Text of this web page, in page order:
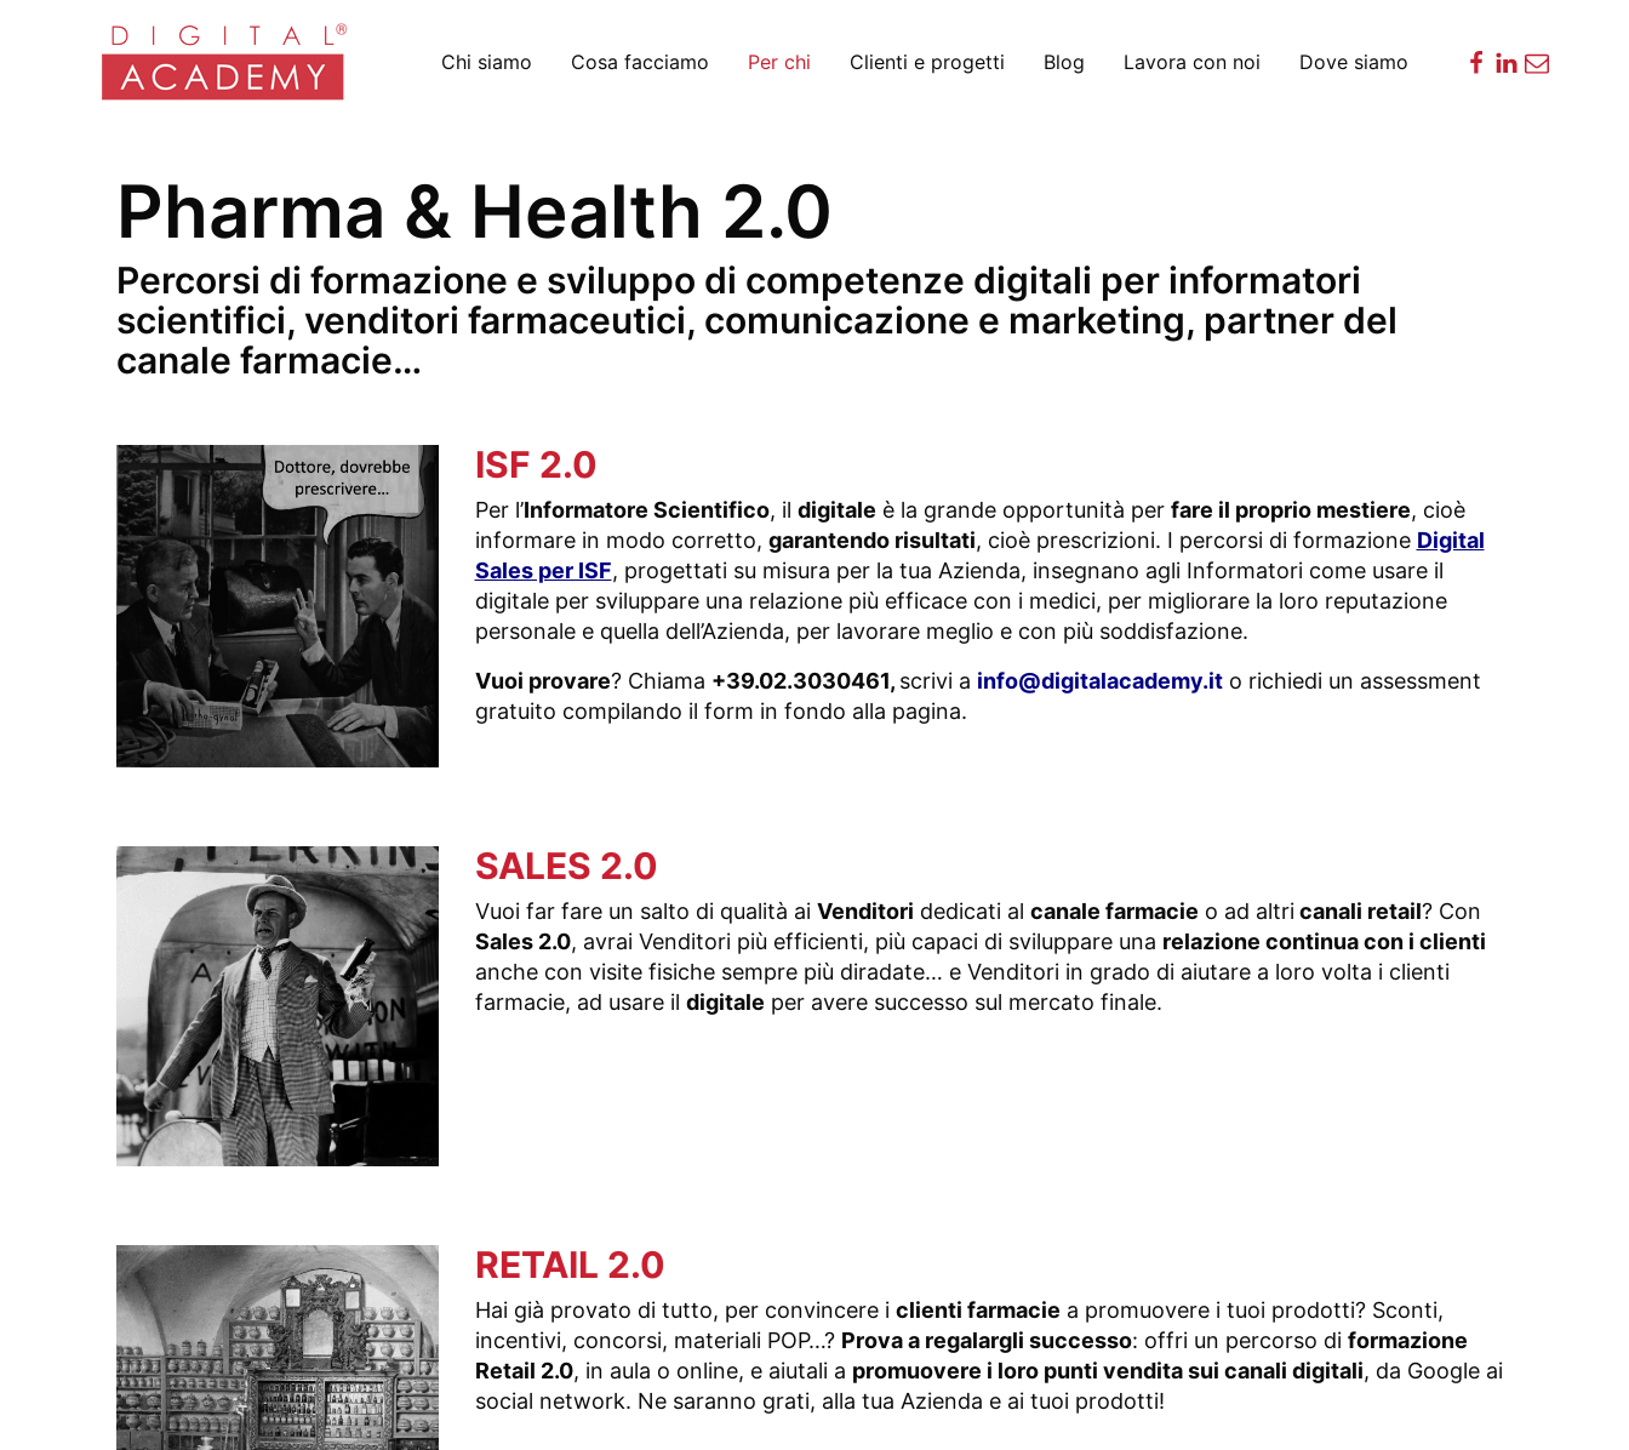
Chi siamo Cosa facciamo Per chi Clienti e progetti Blog Lavora con noi Dove siamo
Pharma & Health 2.0
Percorsi di formazione e sviluppo di competenze digitali per informatori
scientifici, venditori farmaceutici, comunicazione e marketing, partner del
canale farmacie…
ISF 2.0
Per l’Informatore Scientifico, il digitale è la grande opportunità per fare il proprio mestiere, cioè
informare in modo corretto, garantendo risultati, cioè prescrizioni. I percorsi di formazione Digital
Sales per ISF, progettati su misura per la tua Azienda, insegnano agli Informatori come usare il
digitale per sviluppare una relazione più efficace con i medici, per migliorare la loro reputazione
personale e quella dell’Azienda, per lavorare meglio e con più soddisfazione.
Vuoi provare? Chiama +39.02.3030461, scrivi a info@digitalacademy.it o richiedi un assessment
gratuito compilando il form in fondo alla pagina.
SALES 2.0
Vuoi far fare un salto di qualità ai Venditori dedicati al canale farmacie o ad altricanali retail? Con
Sales 2.0, avrai Venditori più efficienti, più capaci di sviluppare una relazione continua con i clienti
anche con visite fisiche sempre più diradate… e Venditori in grado di aiutare a loro volta i clienti
farmacie, ad usare il digitale per avere successo sul mercato finale.
RETAIL 2.0
Hai già provato di tutto, per convincere i clienti farmacie a promuovere i tuoi prodotti? Sconti,
incentivi, concorsi, materiali POP…? Prova a regalargli successo: offri un percorso di formazione
Retail 2.0, in aula o online, e aiutali a promuovere i loro punti vendita sui canali digitali, da Google ai
social network. Ne saranno grati, alla tua Azienda e ai tuoi prodotti!